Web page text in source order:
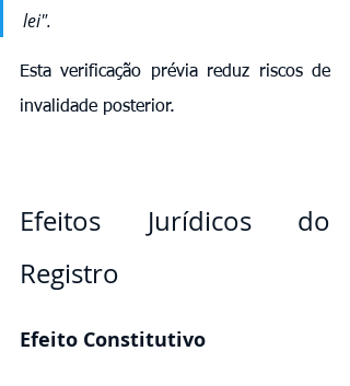
lei".
Esta verificação prévia reduz riscos de
invalidade posterior.
Efeitos Jurídicos do
Registro
Efeito Constitutivo